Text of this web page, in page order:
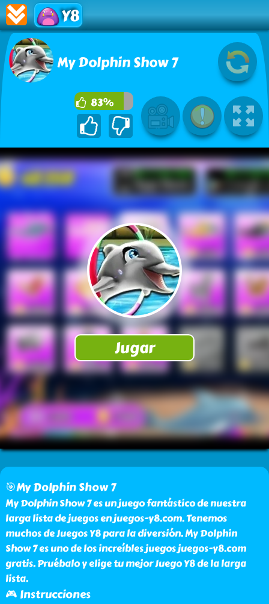
Y8
My Dolphin Show 7
83%
🎯My Dolphin Show 7
My Dolphin Show 7 es un juego fantástico de nuestra
larga lista de juegos en juegos-y8.com. Tenemos
muchos de Juegos Y8 para la diversión. My Dolphin
Show 7 es uno de los increíbles juegos juegos-y8.com
gratis. Pruébalo y elige tu mejor Juego Y8 de la larga
lista.
🎮 Instrucciones